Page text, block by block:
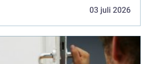
03 juli 2026